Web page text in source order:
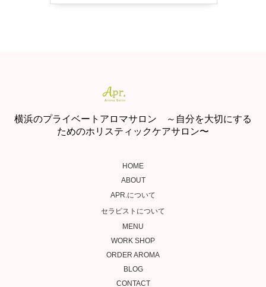
横浜のプライベートアロマサロン ～自分を大切にする
ためのホリスティックケアサロン〜
HOME
ABOUT
APR.について
セラピストについて
MENU
WORK SHOP
ORDER AROMA
BLOG
CONTACT